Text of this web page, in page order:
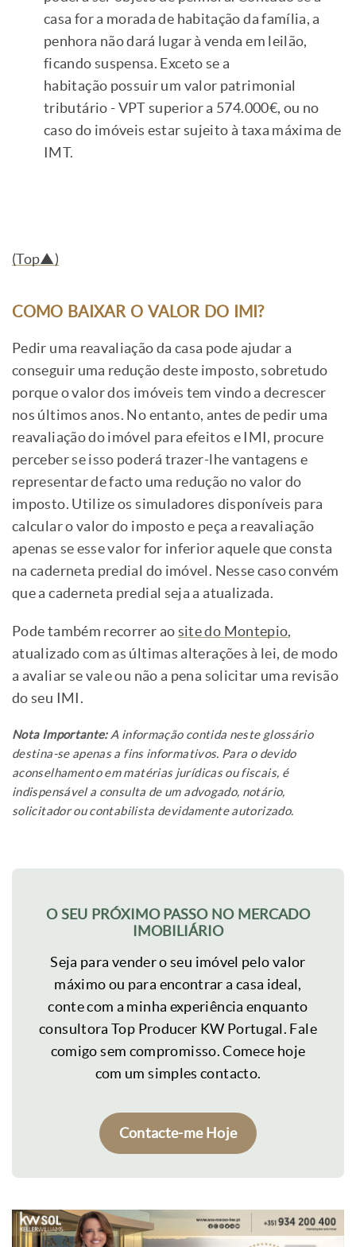
casa for a morada de habitação da família, a
penhora não dará lugar à venda em leilão,
ficando suspensa. Exceto se a
habitação possuir um valor patrimonial
tributário - VPT superior a 574.000€, ou no
caso do imóveis estar sujeito à taxa máxima de
IMT.
(Top▲)
COMO BAIXAR O VALOR DO IMI?
Pedir uma reavaliação da casa pode ajudar a
conseguir uma redução deste imposto, sobretudo
porque o valor dos imóveis tem vindo a decrescer
nos últimos anos. No entanto, antes de pedir uma
reavaliação do imóvel para efeitos e IMI, procure
perceber se isso poderá trazer-lhe vantagens e
representar de facto uma redução no valor do
imposto. Utilize os simuladores disponíveis para
calcular o valor do imposto e peça a reavaliação
apenas se esse valor for inferior aquele que consta
na caderneta predial do imóvel. Nesse caso convém
que a caderneta predial seja a atualizada.
Pode também recorrer ao site do Montepio,
atualizado com as últimas alterações à lei, de modo
a avaliar se vale ou não a pena solicitar uma revisão
do seu IMI.
Nota Importante:A informação contida neste glossário
destina-se apenas a fins informativos. Para o devido
aconselhamento em matérias jurídicas ou fiscais, é
indispensável a consulta de um advogado, notário,
solicitador ou contabilista devidamente autorizado.
O SEU PRÓXIMO PASSO NO MERCADO
IMOBILIÁRIO
Seja para vender o seu imóvel pelo valor
máximo ou para encontrar a casa ideal,
conte com a minha experiência enquanto
consultora Top Producer KW Portugal. Fale
comigo sem compromisso. Comece hoje
com um simples contacto.
Contacte-me Hoje